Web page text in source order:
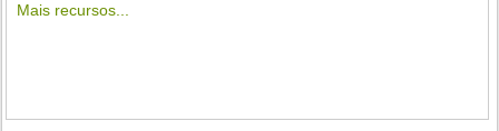
Mais recursos...